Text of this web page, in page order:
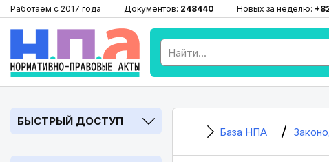
Работаем с 2017 года Документов: 248440 Новых за неделю:
БЫСТРЫЙ ДОСТУП
База НПА